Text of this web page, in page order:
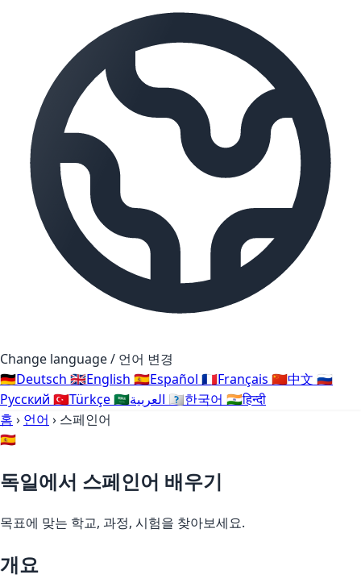
Change language / 언어 변경
🇩🇪Deutsch 🇬🇧English 🇪🇸Español 🇫🇷Français 🇨🇳中文 🇷🇺
Русский 🇹🇷Türkçe🇸🇦 🇰🇷한국어 🇮🇳हिन्दी
홈 › 언어 › 스페인어
🇪🇸
독일에서 스페인어 배우기
목표에 맞는 학교, 과정, 시험을 찾아보세요.
개요